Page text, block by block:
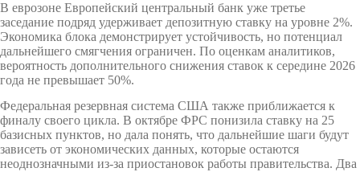
В еврозоне Европейский центральный банк уже третье
заседание подряд удерживает депозитную ставку на уровне 2%.
Экономика блока демонстрирует устойчивость, но потенциал
дальнейшего смягчения ограничен. По оценкам аналитиков,
вероятность дополнительного снижения ставок к середине 2026
года не превышает 50%.
Федеральная резервная система США также приближается к
финалу своего цикла. В октябре ФРС понизила ставку на 25
базисных пунктов, но дала понять, что дальнейшие шаги будут
зависеть от экономических данных, которые остаются
неоднозначными из-за приостановок работы правительства. Два